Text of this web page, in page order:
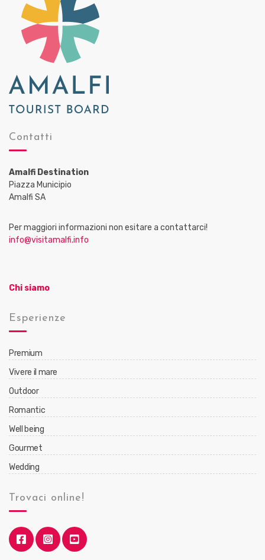
Contatti
Amalfi Destination
Piazza Municipio
Amalfi SA
Per maggiori informazioni non esitare a contattarci!
info@visitamalfi.info
Chi siamo
Esperienze
Premium
Vivere il mare
Outdoor
Romantic
Well being
Gourmet
Wedding
Trovaci online!